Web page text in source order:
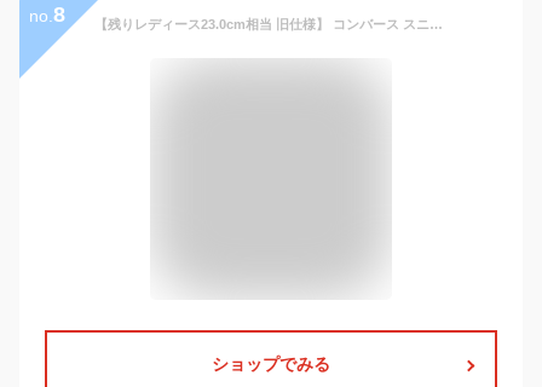
no. 8 【残りレディース23.0cm相当 旧仕様】 コンバース スニーカー レザー オールスター クップ ローカット ブラック 真っ黒 ハイブランド CONVERSE LEATHER ALL STAR COUPE OX BLACK CHUCK TAYLOR BLACKMONOCHROME
ショップでみる